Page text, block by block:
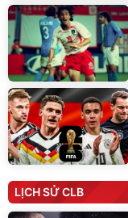
LỊCH SỬ CLB